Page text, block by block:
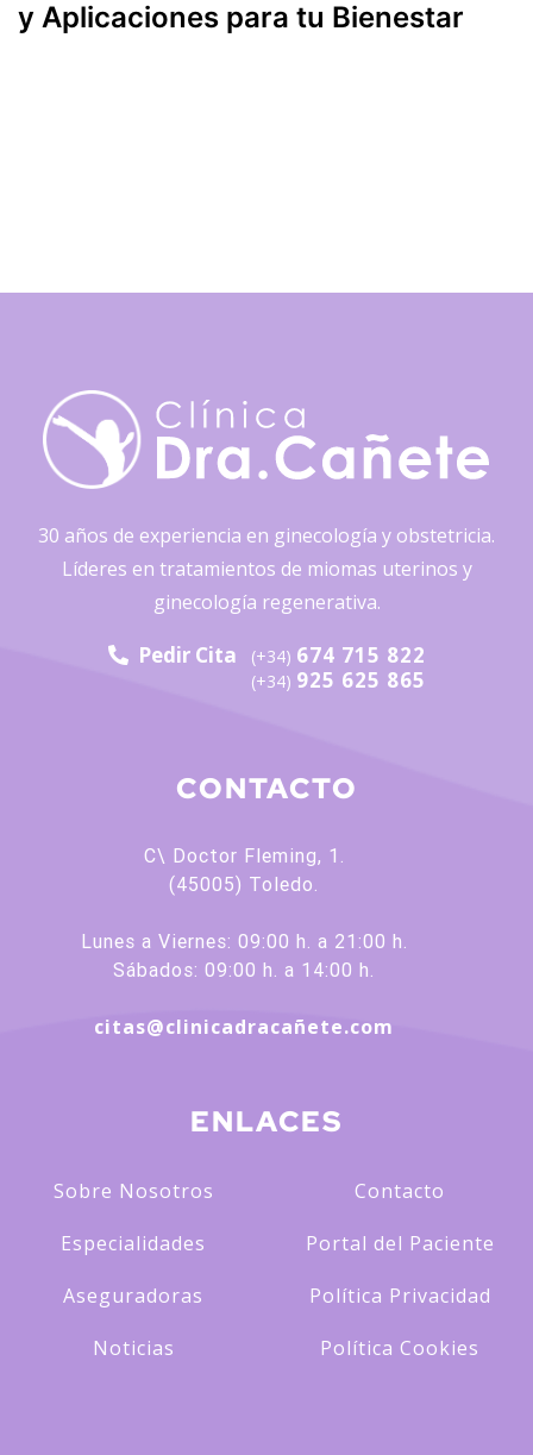
y Aplicaciones para tu Bienestar
30 años de experiencia en ginecología y obstetricia.
Líderes en tratamientos de miomas uterinos y
ginecología regenerativa.
Pedir Cita (+34) 674 715 822
(+34) 925 625 865
CONTACTO
C\ Doctor Fleming, 1.
(45005) Toledo.
Lunes a Viernes: 09:00 h. a 21:00 h.
Sábados: 09:00 h. a 14:00 h.
citas@clinicadracañete.com
ENLACES
Sobre Nosotros
Especialidades
Aseguradoras
Noticias
Contacto
Portal del Paciente
Política Privacidad
Política Cookies